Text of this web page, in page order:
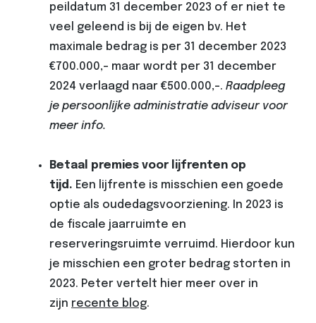
peildatum 31 december 2023 of er niet te
veel geleend is bij de eigen bv. Het
maximale bedrag is per 31 december 2023
€700.000,- maar wordt per 31 december
2024 verlaagd naar €500.000,-. Raadpleeg
je persoonlijke administratie adviseur voor
meer info.
Betaal premies voor lijfrenten op
tijd. Een lijfrente is misschien een goede
optie als oudedagsvoorziening. In 2023 is
de fiscale jaarruimte en
reserveringsruimte verruimd. Hierdoor kun
je misschien een groter bedrag storten in
2023. Peter vertelt hier meer over in
zijn recente blog.